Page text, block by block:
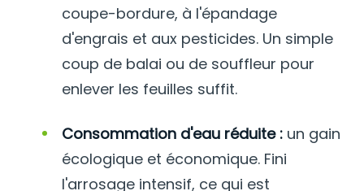
coupe-bordure, à l'épandage
d'engrais et aux pesticides. Un simple
coup de balai ou de souffleur pour
enlever les feuilles suffit.
Consommation d'eau réduite : un gain
écologique et économique. Fini
l'arrosage intensif, ce qui est